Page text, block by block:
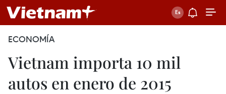
ECONOMÍA
Vietnam importa 10 mil
autos en enero de 2015